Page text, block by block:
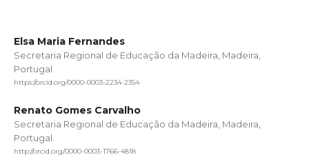
Elsa Maria Fernandes
Secretaria Regional de Educação da Madeira, Madeira,
Portugal.
https://orcid.org/0000-0003-2234-2354
Renato Gomes Carvalho
Secretaria Regional de Educação da Madeira, Madeira,
Portugal.
http://orcid.org/0000-0003-1766-4818